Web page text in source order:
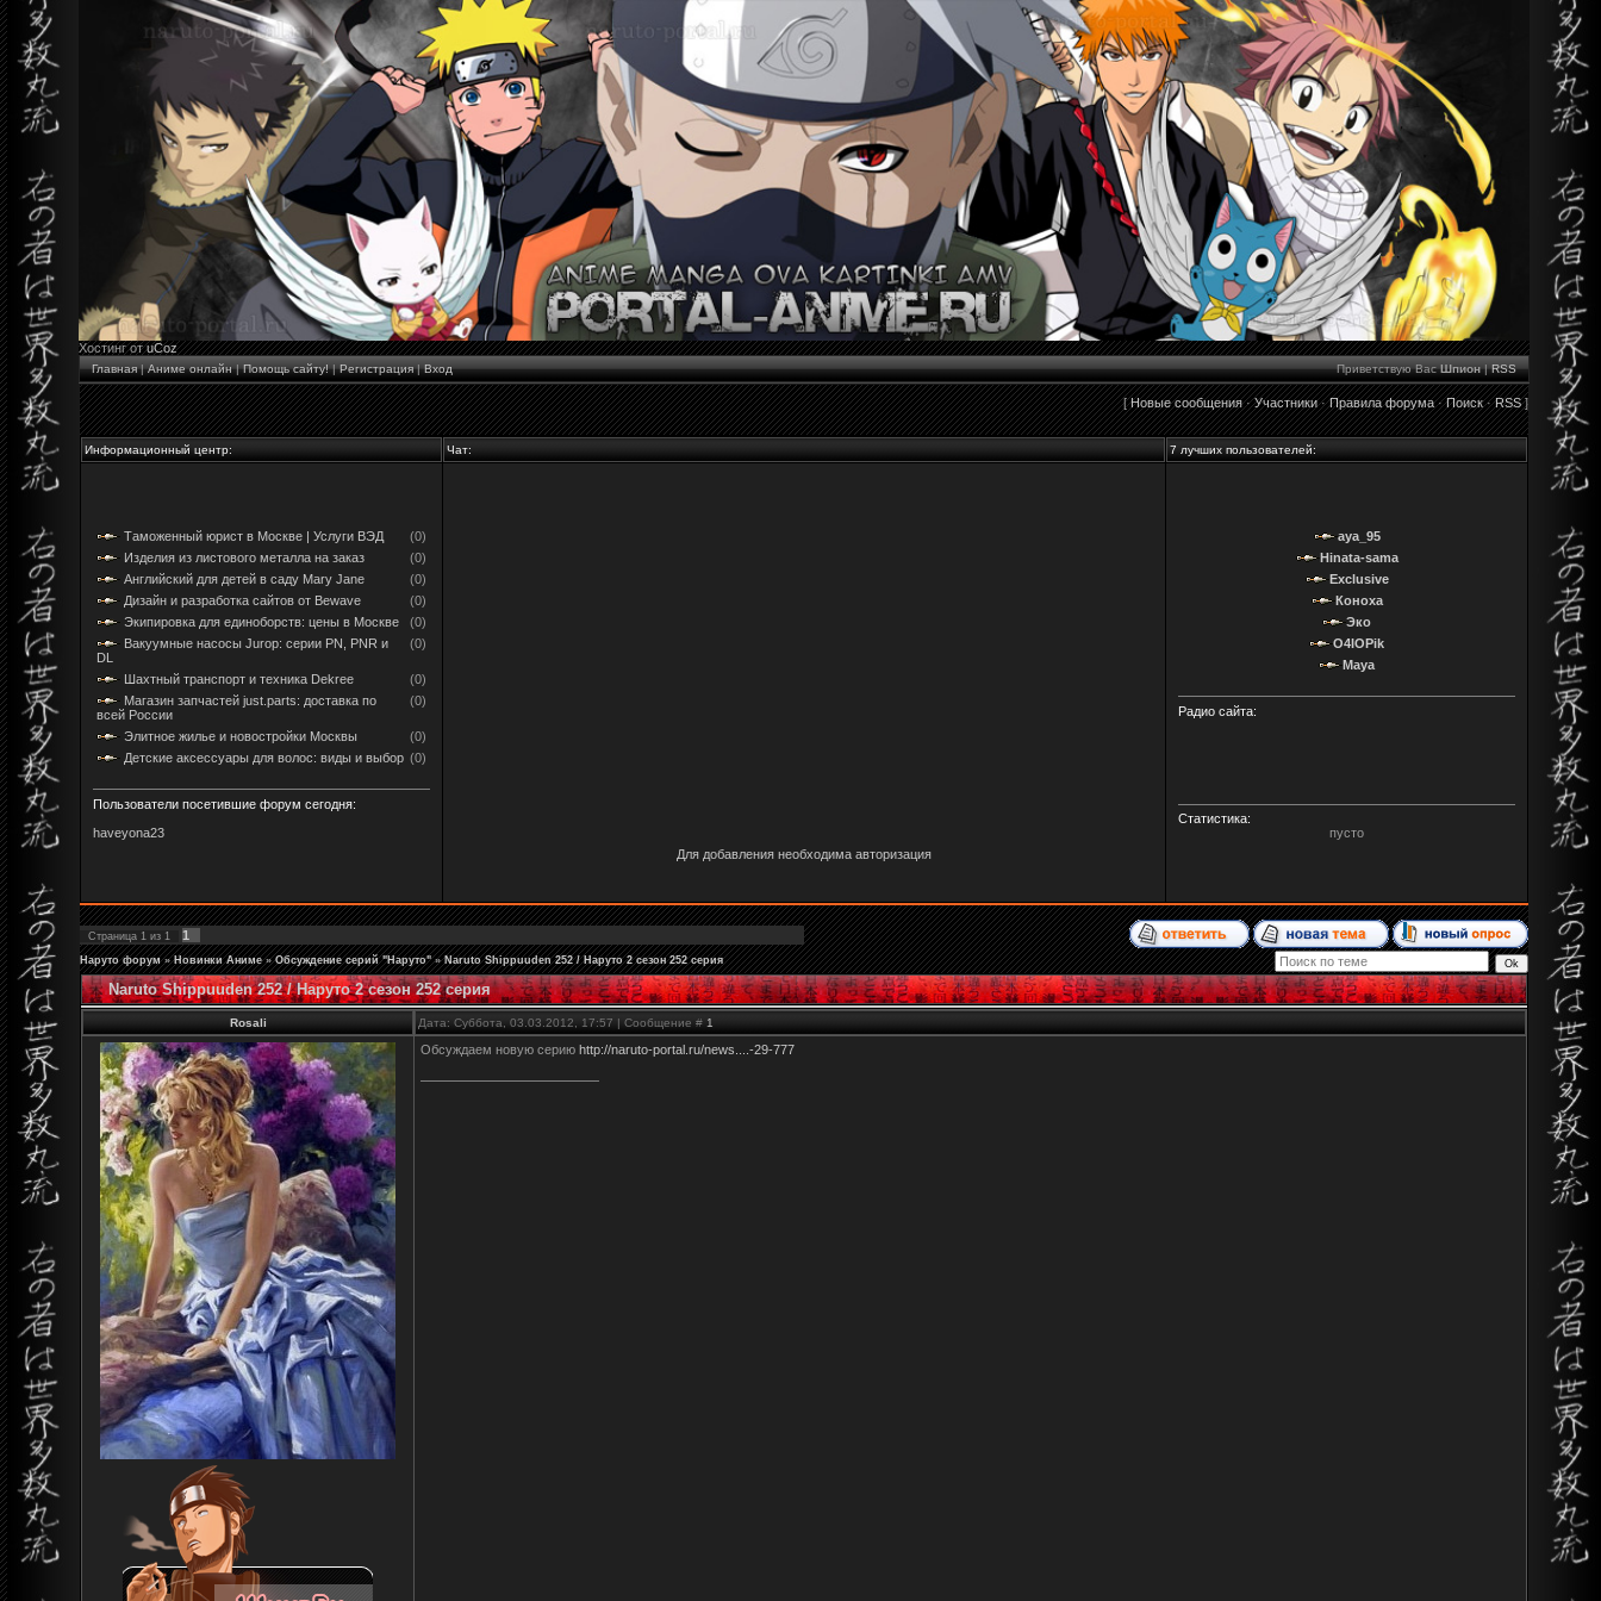
Хостинг отuCoz
Главная|Аниме онлайн|Помощь сайту!|Регистрация|Вход Приветствую Вас Шпион|RSS
[Новые сообщения·Участники·Правила форума·Поиск·RSS]
Информационный центр: Чат: 7 лучших пользователей:
Таможенный юрист в Москве | Услуги ВЭД
(0)
Изделия из листового металла на заказ
(0)
Английский для детей в саду Mary Jane
(0)
Дизайн и разработка сайтов от Bewave
(0)
Экипировка для единоборств: цены в Москве
(0)
Вакуумные насосы Jurop: серии PN, PNR и
DL
(0)
Шахтный транспорт и техника Dekree
(0)
Магазин запчастей just.parts: доставка по
всей России
(0)
Элитное жилье и новостройки Москвы
(0)
Детские аксессуары для волос: виды и выбор (0)
Пользователи посетившие форум сегодня:
haveyona23
Для добавления необходима авторизация
aya_95
Hinata-sama
Exclusive
Коноха
Эко
O4IOPik
Maya
Радио сайта:
Статистика:
пусто
Страница 1 из 1 1
Наруто форум » Новинки Аниме » Обсуждение серий "Наруто" » Naruto Shippuuden 252 / Наруто 2 сезон 252 серия
Naruto Shippuuden 252 / Наруто 2 сезон 252 серия
Rosali Дата: Суббота, 03.03.2012, 17:57 | Сообщение # 1
Обсуждаем новую серию http://naruto-portal.ru/news....-29-777